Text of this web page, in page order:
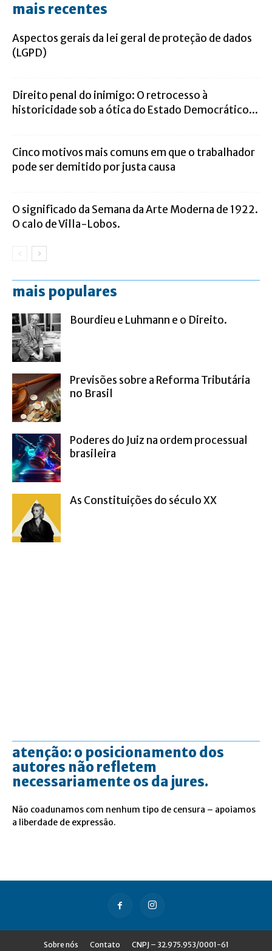
mais recentes
Aspectos gerais da lei geral de proteção de dados
(LGPD)
Direito penal do inimigo: O retrocesso à
historicidade sob a ótica do Estado Democrático...
Cinco motivos mais comuns em que o trabalhador
pode ser demitido por justa causa
O significado da Semana da Arte Moderna de 1922.
O calo de Villa-Lobos.
mais populares
Bourdieu e Luhmann e o Direito.
Previsões sobre a Reforma Tributária
no Brasil
Poderes do Juiz na ordem processual
brasileira
As Constituições do século XX
atenção: o posicionamento dos
autores não refletem
necessariamente os da jures.
Não coadunamos com nenhum tipo de censura – apoiamos
a liberdade de expressão.
Sobre nós Contato CNPJ – 32.975.953/0001-61